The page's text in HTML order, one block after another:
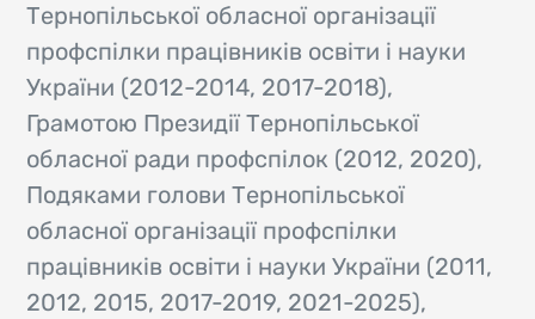
Тернопільської обласної організації
профспілки працівників освіти і науки
України (2012-2014, 2017-2018),
Грамотою Президії Тернопільської
обласної ради профспілок (2012, 2020),
Подяками голови Тернопільської
обласної організації профспілки
працівників освіти і науки України (2011,
2012, 2015, 2017-2019, 2021-2025),